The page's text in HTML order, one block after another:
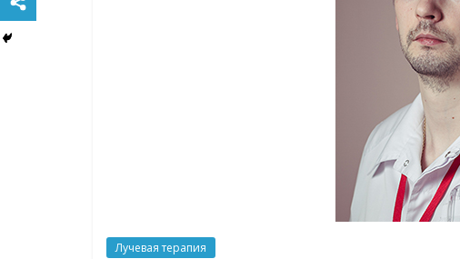
Лучевая терапия